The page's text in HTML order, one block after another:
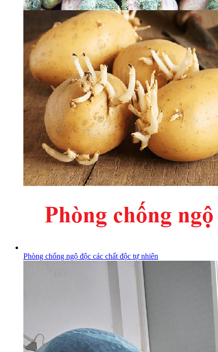
Phòng chống ngộ độc các chất độc tự nhiên